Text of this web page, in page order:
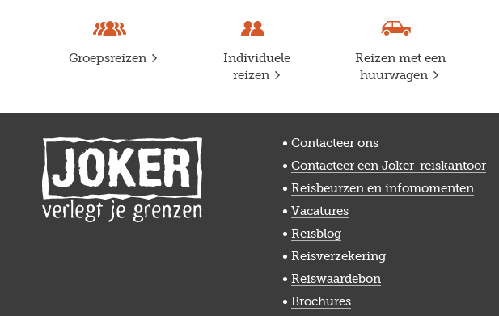
Groepsreizen
Individuele
reizen
Reizen met een
huurwagen
Contacteer ons
Contacteer een Joker-reiskantoor
Reisbeurzen en infomomenten
Vacatures
Reisblog
Reisverzekering
Reiswaardebon
Brochures